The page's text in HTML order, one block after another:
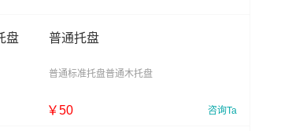
普通托盘
普通标准托盘普通木托盘
￥50 咨询Ta